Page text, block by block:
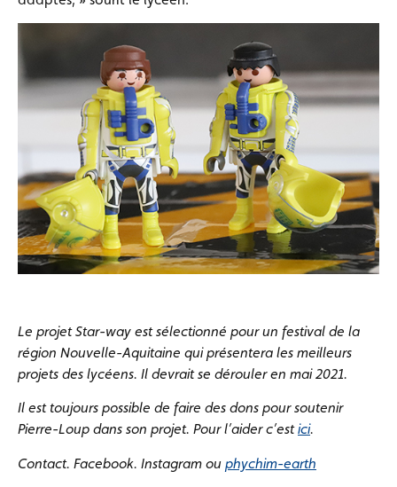
Le projet Star-way est sélectionné pour un festival de la
région Nouvelle-Aquitaine qui présentera les meilleurs
projets des lycéens. Il devrait se dérouler en mai 2021.
Il est toujours possible de faire des dons pour soutenir
Pierre-Loup dans son projet. Pour l’aider c’estici.
Contact. Facebook. Instagram ou phychim-earth